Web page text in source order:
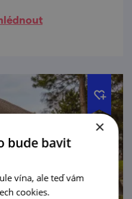
×
bude bavit
vína, ale teď vám
cookies.